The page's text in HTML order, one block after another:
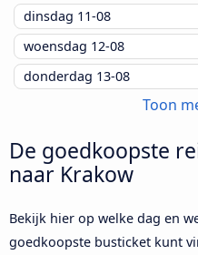
dinsdag 11-08
woensdag 12-08
donderdag 13-08
Toon
De goedkoopste
naar Krakow
Bekijk hier op welke dag en
goedkoopste busticket kunt